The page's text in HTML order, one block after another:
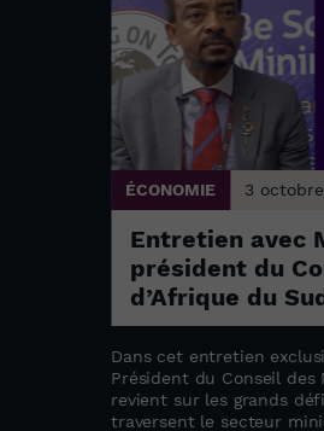
ÉCONOMIE 3
Entretien avec
président du
d’Afrique du
Dans cet entretien
Président du Conseil des
revient sur les grands
traversent le secteur